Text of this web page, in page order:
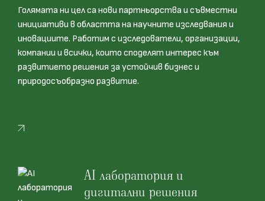
Голямата ни цел са нови партньорства и съвместни
инициативи в областта на научните изследвания и
иновациите. Работим с изследователи, организации,
компании и всички, които споделят интерес към
развитието решения за устойчив бизнес и
природосъобразно развитие.
AI лаборатория и
дигитални решения